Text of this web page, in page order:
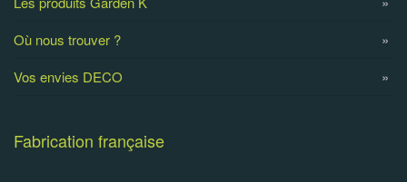
Où nous trouver ?
Vos envies DECO
Fabrication française